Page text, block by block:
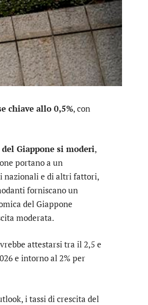
chiave allo 0,5%, con
Giappone si moderi,
portano a un
nazionali e di altri fattori,
forniscano un
del Giappone
moderata.
attestarsi tra il 2,5 e
e intorno al 2% per
i tassi di crescita del